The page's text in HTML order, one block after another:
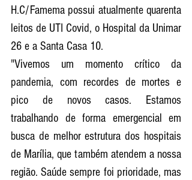
H.C/Famema possui atualmente quarenta
leitos de UTI Covid, o Hospital da Unimar
26 e a Santa Casa 10.
"Vivemos um momento crítico da
pandemia, com recordes de mortes e
pico de novos casos. Estamos
trabalhando de forma emergencial em
busca de melhor estrutura dos hospitais
de Marília, que também atendem a nossa
região. Saúde sempre foi prioridade, mas